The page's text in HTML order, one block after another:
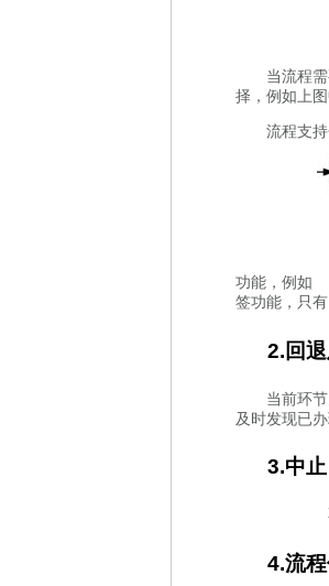
当流程需
择，例如上
流程支持
功能，例如
签功能，
2.回
当前环节
及时发现已办
3.中止
4.流